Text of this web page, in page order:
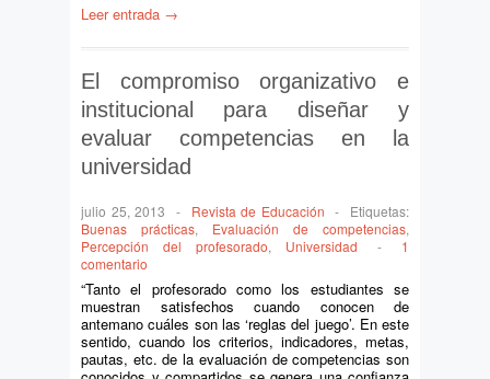
Leer entrada →
El compromiso organizativo e
institucional para diseñar y
evaluar competencias en la
universidad
julio 25, 2013 - Revista de Educación -
Etiquetas:
Buenas prácticas, Evaluación de competencias,
Percepción del profesorado, Universidad -
1
comentario
“Tanto el profesorado como los estudiantes se
muestran satisfechos cuando conocen de
antemano cuáles son las ‘reglas del juego’. En este
sentido, cuando los criterios, indicadores, metas,
pautas, etc. de la evaluación de competencias son